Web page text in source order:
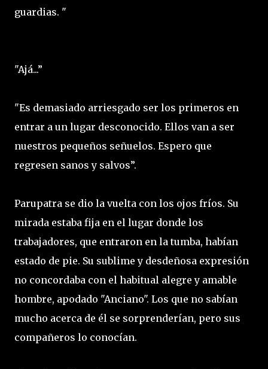
guardias. "
"Ajá...”
"Es demasiado arriesgado ser los primeros en
entrar a un lugar desconocido. Ellos van a ser
nuestros pequeños señuelos. Espero que
regresen sanos y salvos”.
Parupatra se dio la vuelta con los ojos fríos. Su
mirada estaba fija en el lugar donde los
trabajadores, que entraron en la tumba, habían
estado de pie. Su sublime y desdeñosa expresión
no concordaba con el habitual alegre y amable
hombre, apodado "Anciano". Los que no sabían
mucho acerca de él se sorprenderían, pero sus
compañeros lo conocían.